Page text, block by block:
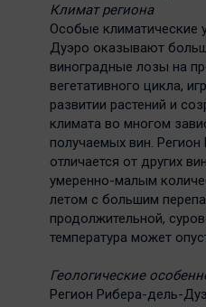
Климат региона
Особые климатические
Дуэро оказывают
виноградные лозы на
вегетативного цикла,
развитии растений и
климата во многом
получаемых вин.
отличается от других
умеренно-малым
летом с большим
продолжительной,
температура может
Геологические
Регион Рибера-дель-